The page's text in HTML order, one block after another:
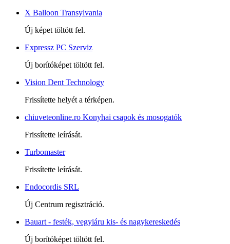
X Balloon Transylvania
Új képet töltött fel.
Expressz PC Szerviz
Új borítóképet töltött fel.
Vision Dent Technology
Frissítette helyét a térképen.
chiuveteonline.ro Konyhai csapok és mosogatók
Frissítette leírását.
Turbomaster
Frissítette leírását.
Endocordis SRL
Új Centrum regisztráció.
Bauart - festék, vegyiáru kis- és nagykereskedés
Új borítóképet töltött fel.